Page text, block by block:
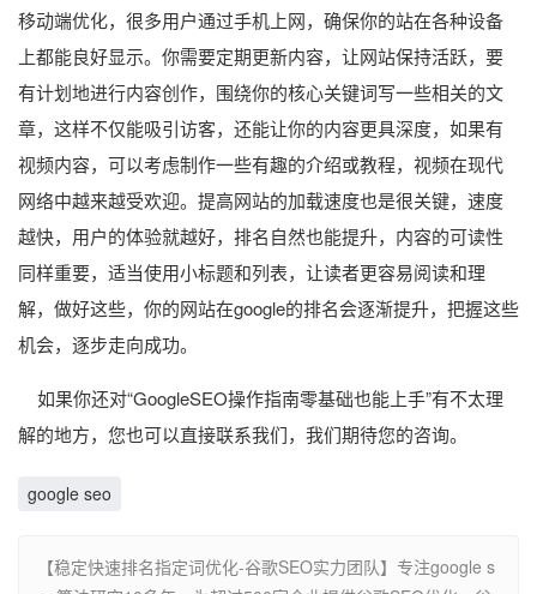
移动端优化，很多用户通过手机上网，确保你的站在各种设备
上都能良好显示。你需要定期更新内容，让网站保持活跃，要
有计划地进行内容创作，围绕你的核心关键词写一些相关的文
章，这样不仅能吸引访客，还能让你的内容更具深度，如果有
视频内容，可以考虑制作一些有趣的介绍或教程，视频在现代
网络中越来越受欢迎。提高网站的加载速度也是很关键，速度
越快，用户的体验就越好，排名自然也能提升，内容的可读性
同样重要，适当使用小标题和列表，让读者更容易阅读和理
解，做好这些，你的网站在google的排名会逐渐提升，把握这些
机会，逐步走向成功。
如果你还对“GoogleSEO操作指南零基础也能上手”有不太理
解的地方，您也可以直接联系我们，我们期待您的咨询。
google seo
【稳定快速排名指定词优化-谷歌SEO实力团队】专注google s